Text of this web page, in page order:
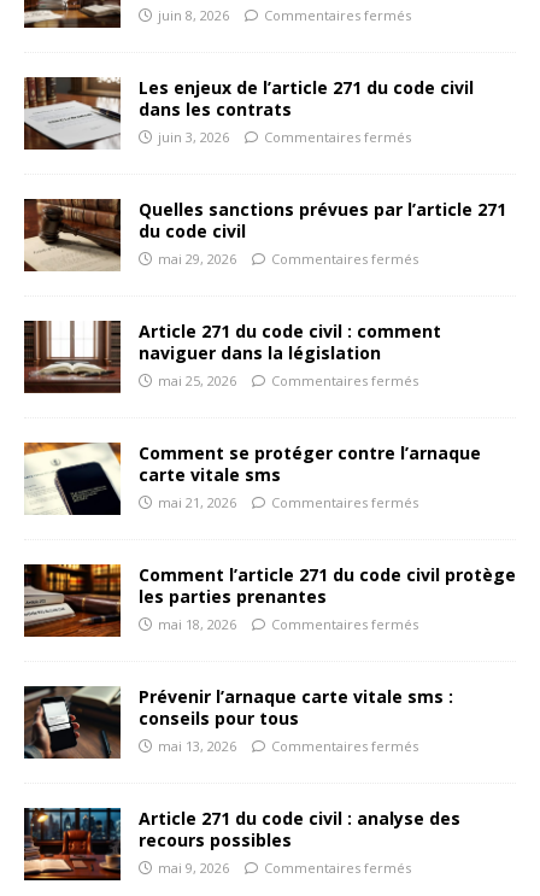
juin 8, 2026 Commentaires fermés
Les enjeux de l’article 271 du code civil
dans les contrats
juin 3, 2026 Commentaires fermés
Quelles sanctions prévues par l’article 271
du code civil
mai 29, 2026 Commentaires fermés
Article 271 du code civil : comment
naviguer dans la législation
mai 25, 2026 Commentaires fermés
Comment se protéger contre l’arnaque
carte vitale sms
mai 21, 2026 Commentaires fermés
Comment l’article 271 du code civil protège
les parties prenantes
mai 18, 2026 Commentaires fermés
Prévenir l’arnaque carte vitale sms :
conseils pour tous
mai 13, 2026 Commentaires fermés
Article 271 du code civil : analyse des
recours possibles
mai 9, 2026 Commentaires fermés